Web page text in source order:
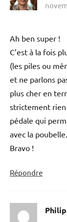
Ah ben super !
C’est à la fois
(les piles ou
et ne parlons
plus cher en
strictement rien
pédale qui
avec la poubelle.
Bravo !
Répondre